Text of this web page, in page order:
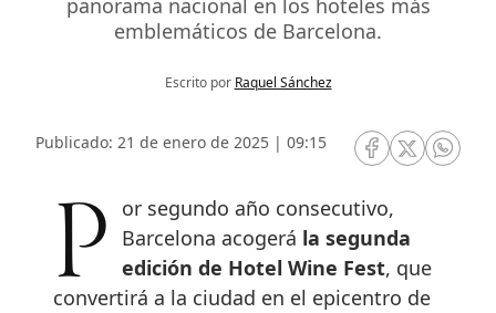
panorama nacional en los hoteles más
emblemáticos de Barcelona.
Escrito por Raquel Sánchez
Publicado: 21 de enero de 2025 | 09:15
RRSS Facebook
RRSSRRSS
Por segundo año consecutivo, Barcelona acogerá la segunda
edición de Hotel Wine Fest, que
convertirá a la ciudad en el epicentro de